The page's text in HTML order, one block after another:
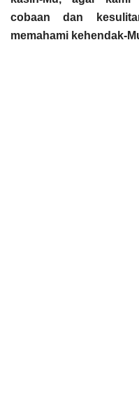
cobaan dan
memahami kehendak-